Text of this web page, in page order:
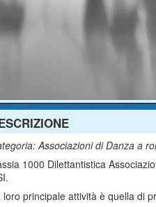
Associazioni di Danza a
1000 Dilettantistica
loro principale attività è quella di